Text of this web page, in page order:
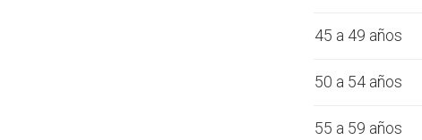
45 a 49 años
50 a 54 años
55 a 59 años